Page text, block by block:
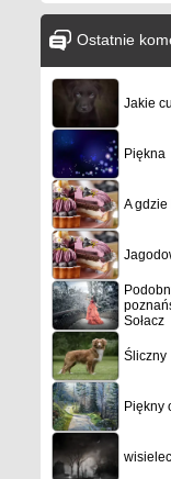
Ostatnie
Jakie
Piękna
A
Sołacz
Śliczny
Piękny